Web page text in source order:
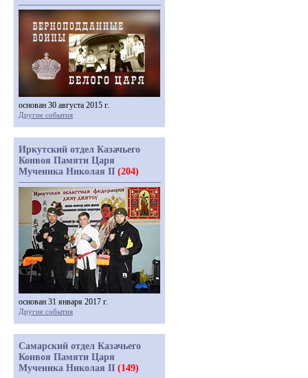
основан 30 августа 2015 г.
Другие события
Иркутский отдел Казачьего
Конвоя Памяти Царя
Мученика Николая II (204)
основан 31 января 2017 г.
Другие события
Самарский отдел Казачьего
Конвоя Памяти Царя
Мученика Николая II (149)